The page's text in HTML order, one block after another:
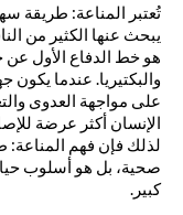
تُعتبر المناعة: طريقة
يبحث عنها الكثير من
هو خط الدفاع الأول
والبكتيريا. عندما يكون
على مواجهة العدوى
الإنسان أكثر عرضة
لذلك فإن فهم
صحية، بل هو أسلوب
كبير.